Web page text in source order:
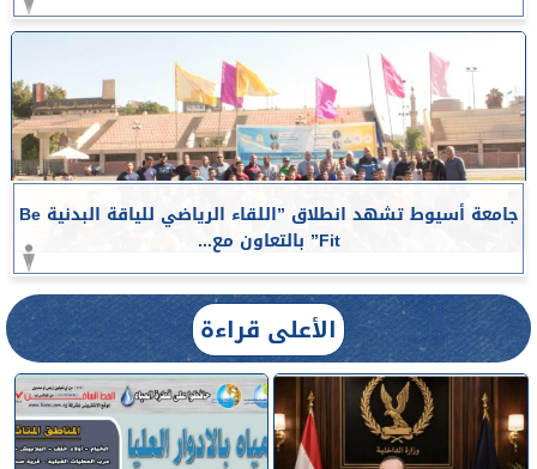
جامعة أسيوط تشهد انطلاق ”اللقاء الرياضي للياقة البدنية Be
Fit” بالتعاون مع...
الأعلى قراءة